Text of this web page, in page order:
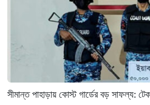
সীমান্ত পাহাড়ায় কোস্ট গার্ডের বড় সাফল্য: